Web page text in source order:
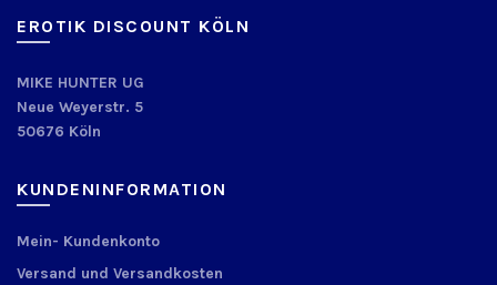
EROTIK DISCOUNT KÖLN
MIKE HUNTER UG
Neue Weyerstr. 5
50676 Köln
KUNDENINFORMATION
Mein- Kundenkonto
Versand und Versandkosten